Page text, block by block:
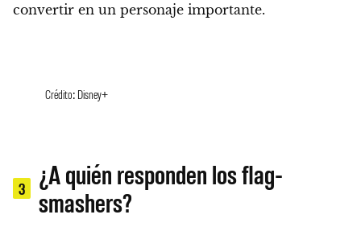
convertir en un personaje importante.
Crédito: Disney+
3
¿A quién responden los flag-
smashers?